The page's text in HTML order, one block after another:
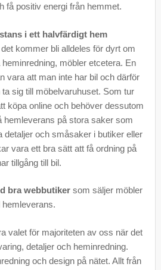
få positiv energi från hemmet.
i ett halvfärdigt hem
kommer bli alldeles för dyrt om
möbler etcetera. En
vara att man inte har bil och därför
sig till möbelvaruhuset. Som tur
köpa online och behöver dessutom
hemleverans på stora saker som
detaljer och småsaker i butiker eller
vara ett bra sätt att få ordning på
tillgång till bil.
bra webbutikersom säljer möbler
valet för majoriteten av oss när det
detaljer och heminredning.
och design på nätet. Allt från